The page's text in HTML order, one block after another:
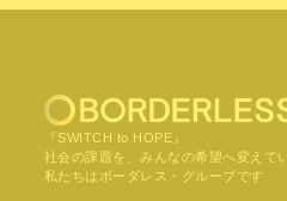
『SWITCH to HOPE』
社会の課題を、みんなの希望へ変えて
私たちはボーダレス・グループです